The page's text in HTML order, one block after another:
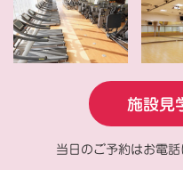
施設見
当日のご予約はお電話